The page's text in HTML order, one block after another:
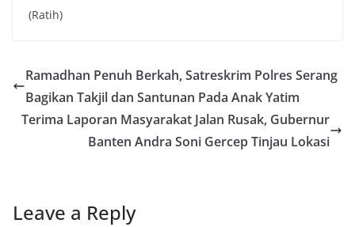
(Ratih)
Ramadhan Penuh Berkah, Satreskrim Polres Serang
Bagikan Takjil dan Santunan Pada Anak Yatim
Terima Laporan Masyarakat Jalan Rusak, Gubernur
Banten Andra Soni Gercep Tinjau Lokasi
Leave a Reply